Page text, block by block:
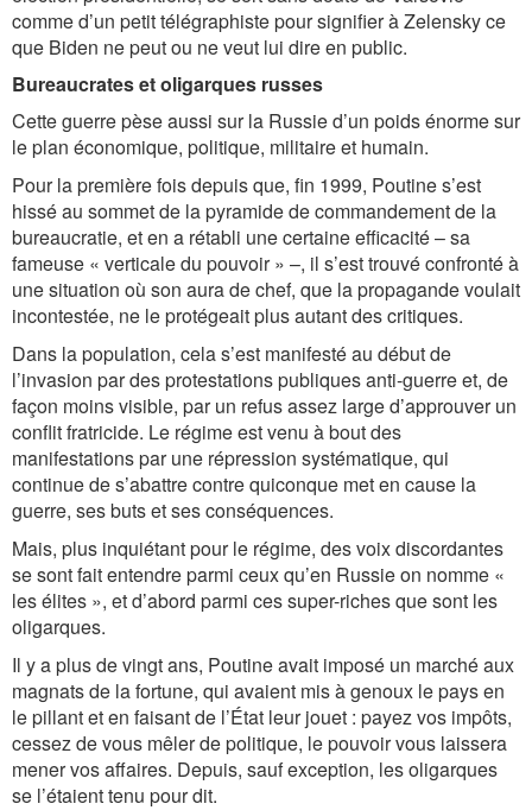
comme d’un petit télégraphiste pour signifier à Zelensky ce
que Biden ne peut ou ne veut lui dire en public.
Bureaucrates et oligarques russes
Cette guerre pèse aussi sur la Russie d’un poids énorme sur
le plan économique, politique, militaire et humain.
Pour la première fois depuis que, fin 1999, Poutine s’est
hissé au sommet de la pyramide de commandement de la
bureaucratie, et en a rétabli une certaine efficacité – sa
fameuse « verticale du pouvoir » –, il s’est trouvé confronté à
une situation où son aura de chef, que la propagande voulait
incontestée, ne le protégeait plus autant des critiques.
Dans la population, cela s’est manifesté au début de
l’invasion par des protestations publiques anti-guerre et, de
façon moins visible, par un refus assez large d’approuver un
conflit fratricide. Le régime est venu à bout des
manifestations par une répression systématique, qui
continue de s’abattre contre quiconque met en cause la
guerre, ses buts et ses conséquences.
Mais, plus inquiétant pour le régime, des voix discordantes
se sont fait entendre parmi ceux qu’en Russie on nomme «
les élites », et d’abord parmi ces super-riches que sont les
oligarques.
Il y a plus de vingt ans, Poutine avait imposé un marché aux
magnats de la fortune, qui avaient mis à genoux le pays en
le pillant et en faisant de l’État leur jouet : payez vos impôts,
cessez de vous mêler de politique, le pouvoir vous laissera
mener vos affaires. Depuis, sauf exception, les oligarques
se l’étaient tenu pour dit.